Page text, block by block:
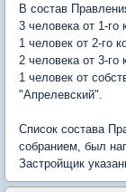
В состав
3 человека от 1-го
1 человек от 2-го
2 человека от 3-го
1 человек от
"Апрелевский".
Список состава
собранием, был
Застройщик